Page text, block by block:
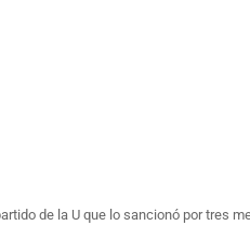
de la U que lo sancionó por tres